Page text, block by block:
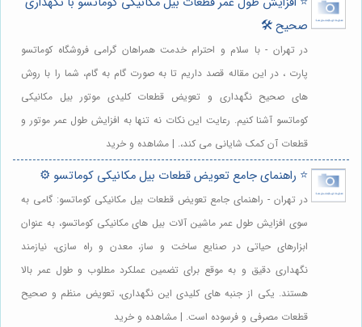
صحیح 🛠️
در تهران - با سلام و احترام خدمت همراهان گرامی فروشگاه کوماتسو
پارت ، در این مقاله قصد داریم تا به صورت گام به گام، شما را با روش
های صحیح نگهداری و تعویض قطعات کلیدی موتور بیل مکانیکی
کوماتسو آشنا کنیم. رعایت این نکات نه تنها به افزایش طول عمر موتور و
قطعات آن کمک شایانی می کند،. | مشاهده و خرید
⭐️ راهنمای جامع تعویض قطعات بیل مکانیکی کوماتسو ⚙️
در تهران - راهنمای جامع تعویض قطعات بیل مکانیکی کوماتسو: گامی به
سوی افزایش طول عمر ماشین آلات بیل های مکانیکی کوماتسو، به عنوان
ابزارهای حیاتی در صنایع ساخت و ساز، معدن و راه سازی، نیازمند
نگهداری دقیق و به موقع برای تضمین عملکرد مطلوب و طول عمر بالا
هستند. یکی از جنبه های کلیدی این نگهداری، تعویض منظم و صحیح
قطعات مصرفی و فرسوده است. | مشاهده و خرید